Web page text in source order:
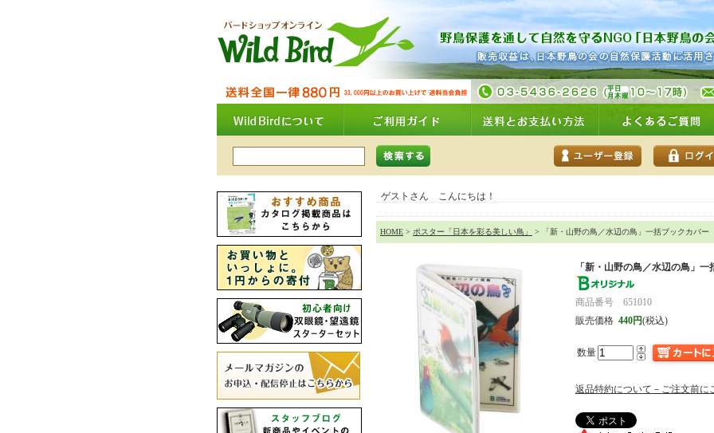
ゲストさん こんにちは！
HOME > ポスター「日本を彩る美しい鳥」 > 「新・山野の鳥／水辺の鳥」一括ブックカバー
「新・山野の鳥／水辺の鳥」
商品番号 651010
販売価格 440円(税込)
数量
返品特約について－ご注文前に